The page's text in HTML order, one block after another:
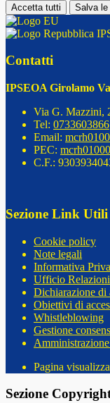
Accetta tutti Salva le
Contatti
IPSEOA Girolamo
Via G. Mazzini,
Tel: 0733603866
Email:
PEC:
C.F.:
Sezione Link Utili
Cookie policy
Note legali
Informativa
Ufficio
Dichiarazione di
Obiettivi di
Whistleblowing
Gestione
Pagina
Sezione